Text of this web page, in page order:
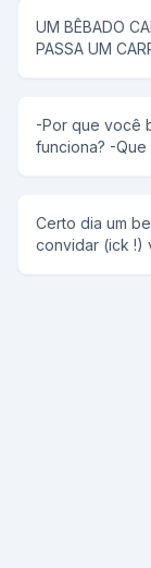
UM BÊBADO
PASSA UM
-Por que você
funciona? -Que
Certo dia um
convidar (ick !)